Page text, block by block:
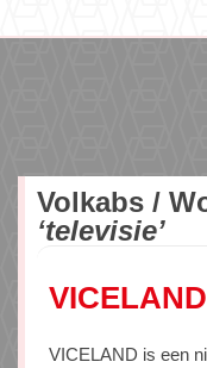
Volkabs /
‘televisie’
VICELAND
VICELAND is een